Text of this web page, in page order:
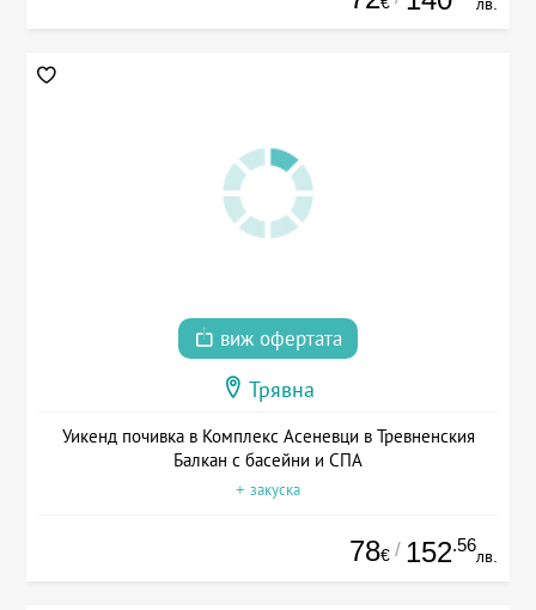
виж офертата
Трявна
Уикенд почивка в Комплекс Асеневци в Тревненския
Балкан с басейни и СПА
+ закуска
78€ / 152.56
лв.